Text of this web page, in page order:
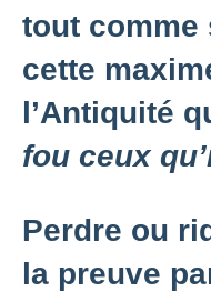
tout comme
cette
l’Antiquité
fou ceux
Perdre ou
la preuve